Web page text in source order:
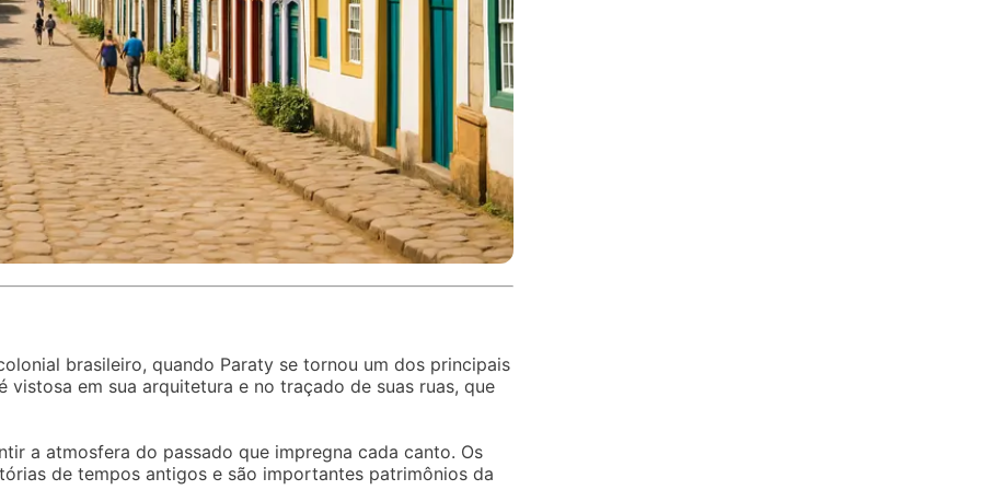
brasileiro, quando Paraty se tornou um dos principais
em sua arquitetura e no traçado de suas ruas, que
a atmosfera do passado que impregna cada canto. Os
de tempos antigos e são importantes patrimônios da